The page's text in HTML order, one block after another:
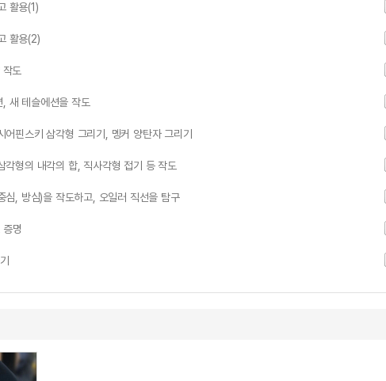
활용(1)
활용(2)
도
새 테슬에션을 작도
핀스키 삼각형 그리기, 멩커 양탄자 그리기
형의 내각의 합, 직사각형 접기 등 작도
, 방심)을 작도하고, 오일러 직선을 탐구
명